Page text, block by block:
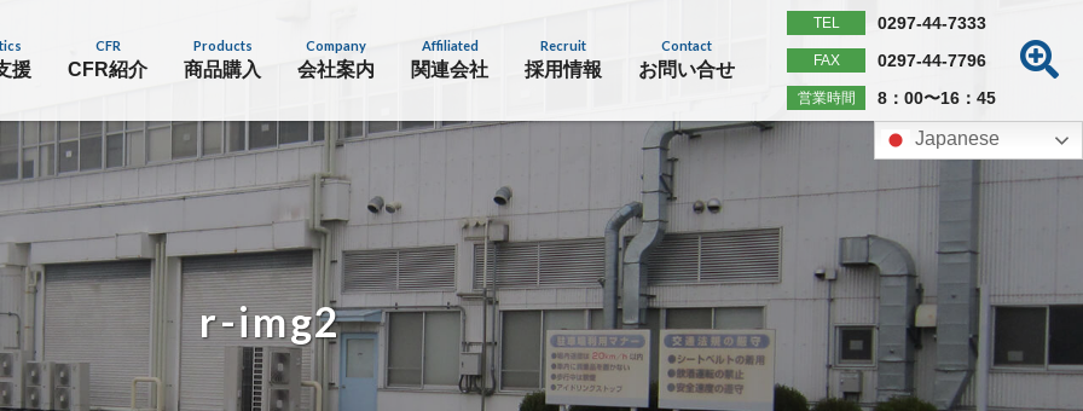
援
CFR
CFR紹介
Products
商品購入
Company
会社案内
Affiliated
関連会社
Recruit
採用情報
Contact
お問い合せ
TEL 0297-44-7333
FAX 0297-44-7796
営業時間 8：00〜16：45
Japanese
r-img2